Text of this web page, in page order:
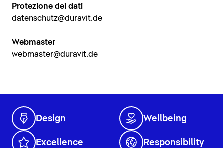
Protezione dei dati
datenschutz@duravit.de
Webmaster
webmaster@duravit.de
Design Wellbeing
Excellence Responsibility